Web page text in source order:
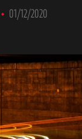
01/12/2020